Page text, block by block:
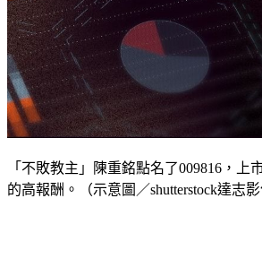
「不敗教主」陳重銘點名了009816，上
的高報酬。（示意圖／shutterstock達志影